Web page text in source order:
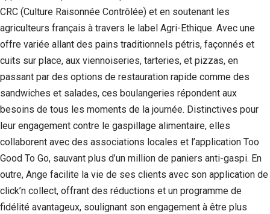
CRC (Culture Raisonnée Contrôlée) et en soutenant les
agriculteurs français à travers le label Agri-Ethique. Avec une
offre variée allant des pains traditionnels pétris, façonnés et
cuits sur place, aux viennoiseries, tarteries, et pizzas, en
passant par des options de restauration rapide comme des
sandwiches et salades, ces boulangeries répondent aux
besoins de tous les moments de la journée. Distinctives pour
leur engagement contre le gaspillage alimentaire, elles
collaborent avec des associations locales et l’application Too
Good To Go, sauvant plus d’un million de paniers anti-gaspi. En
outre, Ange facilite la vie de ses clients avec son application de
click’n collect, offrant des réductions et un programme de
fidélité avantageux, soulignant son engagement à être plus